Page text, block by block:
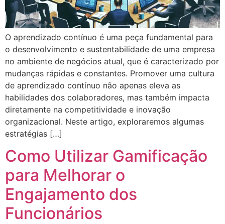
O aprendizado contínuo é uma peça fundamental para
o desenvolvimento e sustentabilidade de uma empresa
no ambiente de negócios atual, que é caracterizado por
mudanças rápidas e constantes. Promover uma cultura
de aprendizado contínuo não apenas eleva as
habilidades dos colaboradores, mas também impacta
diretamente na competitividade e inovação
organizacional. Neste artigo, exploraremos algumas
estratégias […]
Como Utilizar Gamificação
para Melhorar o
Engajamento dos
Funcionários